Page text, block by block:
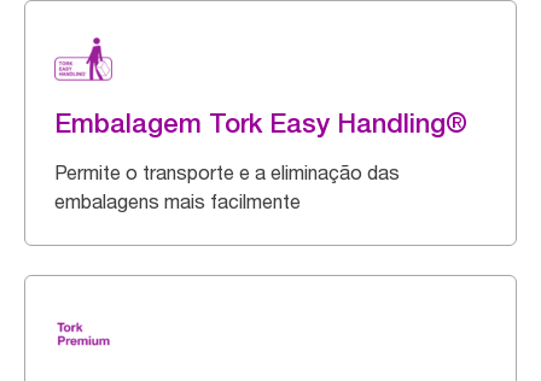
Embalagem Tork Easy Handling®
Permite o transporte e a eliminação das
embalagens mais facilmente